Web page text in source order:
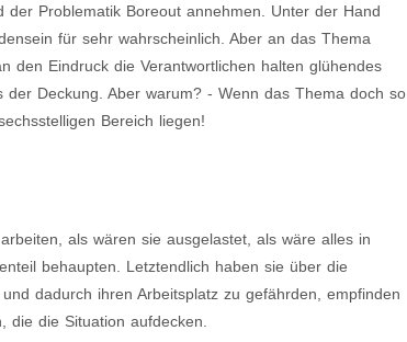
Problematik Boreout annehmen. Unter der Hand
für sehr wahrscheinlich. Aber an das Thema
den Eindruck die Verantwortlichen halten glühendes
Deckung. Aber warum? - Wenn das Thema doch so
Bereich liegen!
als wären sie ausgelastet, als wäre alles in
behaupten. Letztendlich haben sie über die
dadurch ihren Arbeitsplatz zu gefährden, empfinden
die Situation aufdecken.